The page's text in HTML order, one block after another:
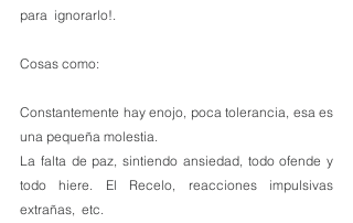
para  ignorarlo!.
Cosas como:
Constantemente hay enojo, poca tolerancia, esa es
una pequeña molestia.
La falta de paz, sintiendo ansiedad, todo ofende y
todo hiere. El Recelo, reacciones impulsivas
extrañas,  etc.